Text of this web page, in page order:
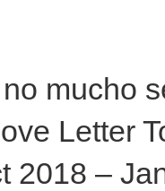
mucho
Letter
2018 –